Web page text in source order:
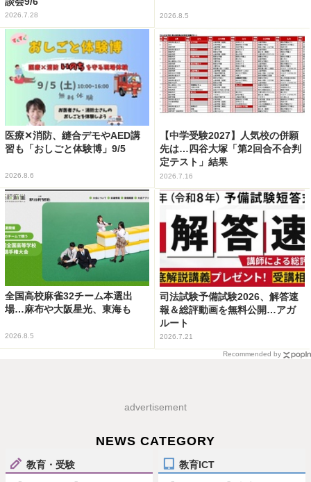
2026.7.28 2026.8.5
医療✕消防、縫合デモやAED講
習も「おしごと体験博」9/5
2026.8.6
【中学受験2027】人気校の併願
先は…四谷大塚「第2回合不合判
定テスト」結果
2026.7.16
全国高校麻雀32チーム本選出
場…麻布や大阪星光、東海も
2026.8.5
司法試験予備試験2026、解答速
報＆総評動画を無料公開…アガ
ルート
2026.7.21
Recommended by
advertisement
NEWS CATEGORY
教育・受験 教育ICT